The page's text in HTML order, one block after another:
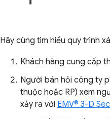
Hãy cùng tìm hiểu quy trình
Khách hàng cung cấp
Người bán hỏi công ty
thuộc hoặc RP) xem
xảy ra với EMV® 3-D